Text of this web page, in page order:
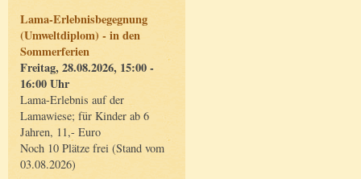
Lama-Erlebnisbegegnung
(Umweltdiplom) - in den
Sommerferien
Freitag, 28.08.2026, 15:00 -
16:00 Uhr
Lama-Erlebnis auf der
Lamawiese; für Kinder ab 6
Jahren, 11,- Euro
Noch 10 Plätze frei (Stand vom
03.08.2026)